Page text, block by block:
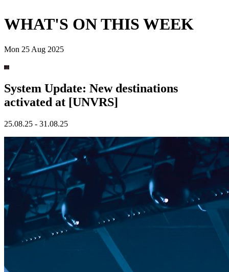
WHAT'S ON THIS WEEK
Mon 25 Aug 2025
System Update: New destinations
activated at [UNVRS]
25.08.25 - 31.08.25